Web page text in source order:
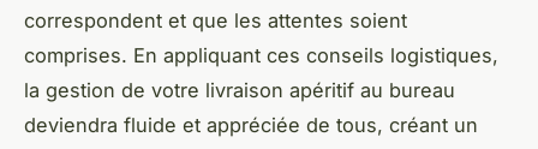
correspondent et que les attentes soient
comprises. En appliquant ces conseils logistiques,
la gestion de votre livraison apéritif au bureau
deviendra fluide et appréciée de tous, créant un